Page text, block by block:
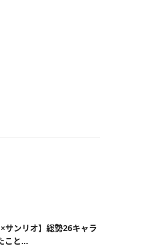
×サンリオ】総勢26キャラ
こと...